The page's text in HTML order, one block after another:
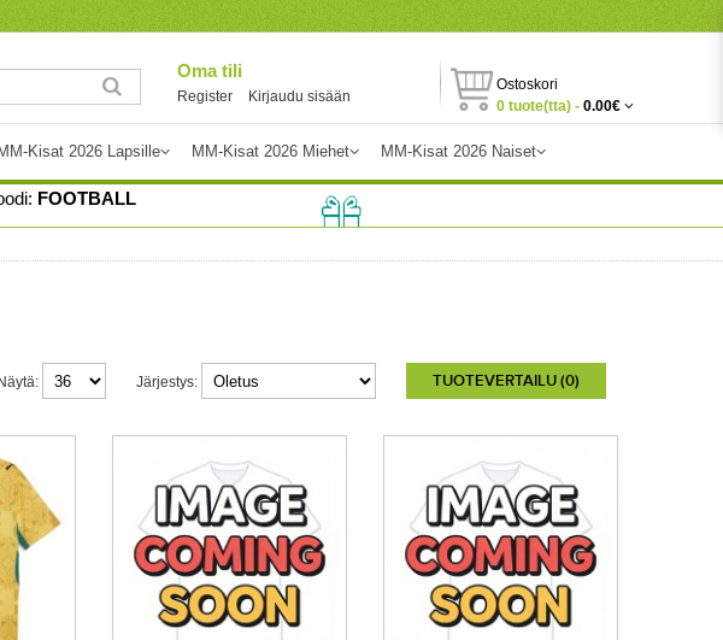
Oma tili
Register Kirjaudu sisään
Ostoskori
0 tuote(tta) - 0.00€
MM-Kisat 2026 Lapsille MM-Kisat 2026 Miehet MM-Kisat 2026 Naiset
FOOTBALL
TUOTEVERTAILU (0)
Järjestys: